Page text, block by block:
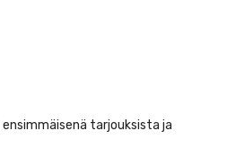
tarjouksista ja